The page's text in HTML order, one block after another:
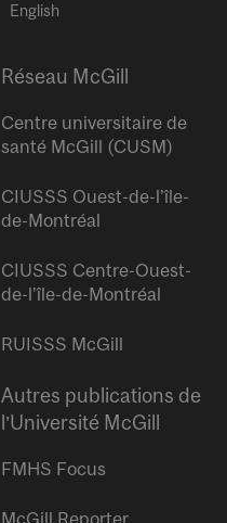
English
Réseau McGill
Centre universitaire de
santé McGill (CUSM)
CIUSSS Ouest-de-l’île-
de-Montréal
CIUSSS Centre-Ouest-
de-l’île-de-Montréal
RUISSS McGill
Autres publications de
l’Université McGill
FMHS Focus